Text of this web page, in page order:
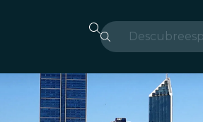
Descubre